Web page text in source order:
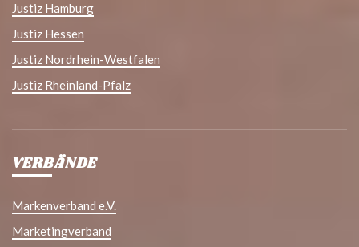
Justiz Hamburg
Justiz Hessen
Justiz Nordrhein-Westfalen
Justiz Rheinland-Pfalz
VERBÄNDE
Markenverband e.V.
Marketingverband